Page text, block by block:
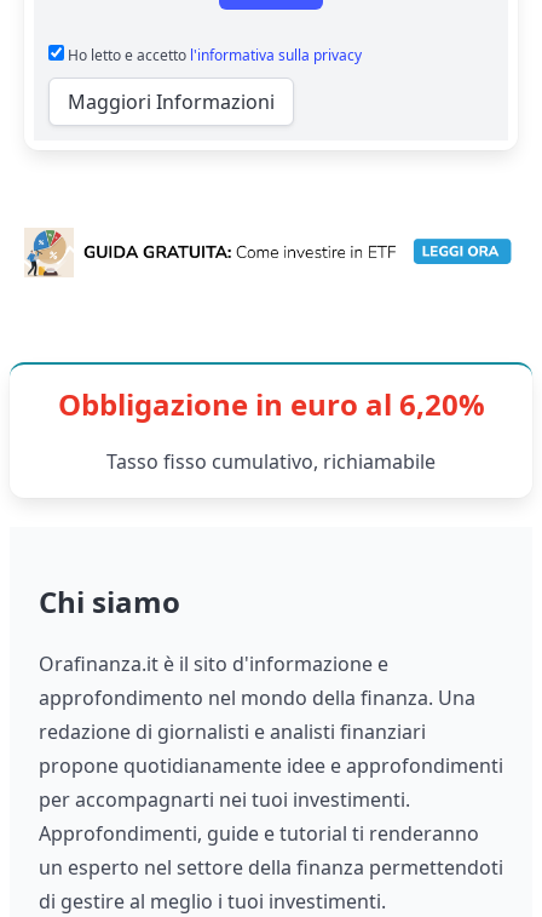
Ho letto e accetto l'informativa sulla privacy
Maggiori Informazioni
Obbligazione in euro al 6,20%
Tasso fisso cumulativo, richiamabile
Chi siamo
Orafinanza.it è il sito d'informazione e
approfondimento nel mondo della finanza. Una
redazione di giornalisti e analisti finanziari
propone quotidianamente idee e approfondimenti
per accompagnarti nei tuoi investimenti.
Approfondimenti, guide e tutorial ti renderanno
un esperto nel settore della finanza permettendoti
di gestire al meglio i tuoi investimenti.